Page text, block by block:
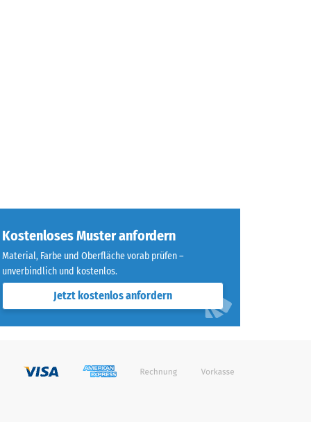
Kostenloses Muster anfordern
Material, Farbe und Oberfläche vorab prüfen –
unverbindlich und kostenlos.
Jetzt kostenlos anfordern